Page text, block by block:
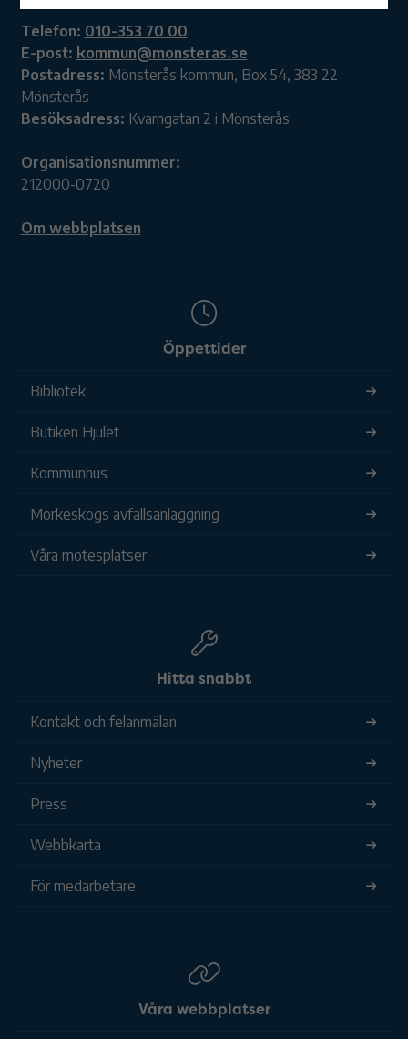
Telefon: 010-353 70 00
E-post: kommun@monsteras.se
Postadress: Mönsterås kommun, Box 54, 383 22
Mönsterås
Besöksadress: Kvarngatan 2 i Mönsterås
Organisationsnummer:
212000-0720
Om webbplatsen
Öppettider
Bibliotek
Butiken Hjulet
Kommunhus
Mörkeskogs avfallsanläggning
Våra mötesplatser
Hitta snabbt
Kontakt och felanmälan
Nyheter
Press
Webbkarta
För medarbetare
Våra webbplatser